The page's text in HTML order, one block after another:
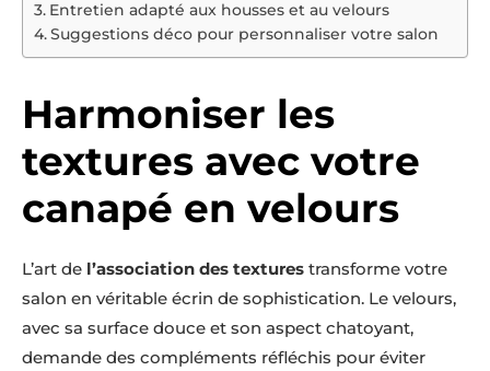
Entretien adapté aux housses et au velours
Suggestions déco pour personnaliser votre salon
Harmoniser les
textures avec votre
canapé en velours
L’art de l’association des textures transforme votre
salon en véritable écrin de sophistication. Le velours,
avec sa surface douce et son aspect chatoyant,
demande des compléments réfléchis pour éviter